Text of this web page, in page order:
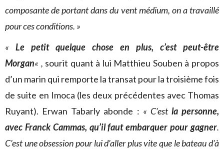
composante de portant dans du vent médium, on a travaillé
pour ces conditions. »
« Le petit quelque chose en plus, c’est peut-être
Morgan« , sourit quant à lui Matthieu Souben à propos
d’un marin qui remporte la transat pour la troisième fois
de suite en Imoca (les deux précédentes avec Thomas
Ruyant). Erwan Tabarly abonde : « C’est la personne,
avec Franck Cammas, qu’il faut embarquer pour gagner.
C’est une obsession pour lui d’aller plus vite que le bateau d’à